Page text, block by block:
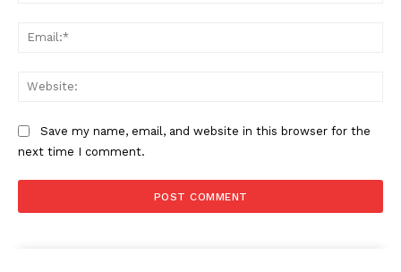
Save my name, email, and website in this browser for the
next time I comment.